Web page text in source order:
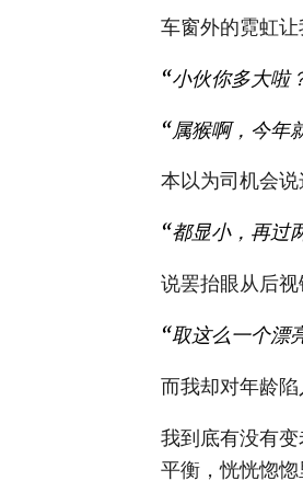
车窗外的霓虹
“小伙你多大啦
“属猴啊，今年
本以为司机会
“都显小，再过
说罢抬眼从后
“取这么一个漂
而我却对年龄陷
我到底有没有
平衡，恍恍惚